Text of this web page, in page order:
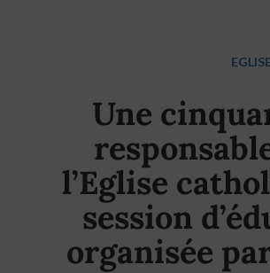
Une
l’Eglise
session
organisée